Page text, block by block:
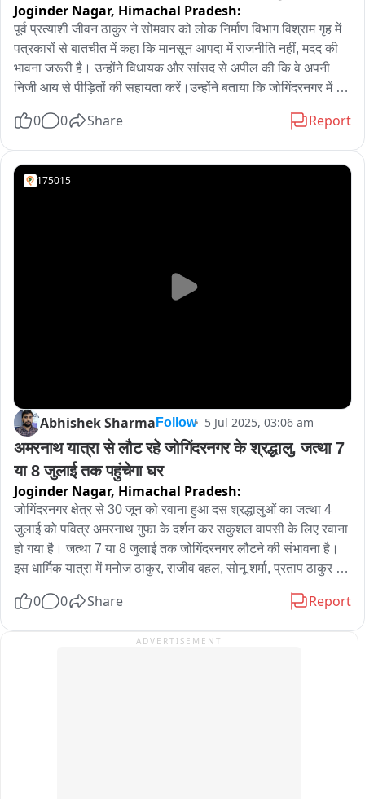
Joginder Nagar, Himachal Pradesh:
पूर्व प्रत्याशी जीवन ठाकुर ने सोमवार को लोक निर्माण विभाग विश्राम गृह में
पत्रकारों से बातचीत में कहा कि मानसून आपदा में राजनीति नहीं, मदद की
भावना जरूरी है। उन्होंने विधायक और सांसद से अपील की कि वे अपनी
निजी आय से पीड़ितों की सहायता करें।उन्होंने बताया कि जोगिंदरनगर में कई
पीएमजीएसवाई में मंजूरी मिली है, 85 लिंक सड़कों के प्रस्ताव भेजे गए हैं।
0 0 Share Report
175015
Abhishek Sharma Follow 5 Jul 2025, 03:06 am
अमरनाथ यात्रा से लौट रहे जोगिंदरनगर के श्रद्धालु, जत्था 7
या 8 जुलाई तक पहुंचेगा घर
Joginder Nagar, Himachal Pradesh:
जोगिंदरनगर क्षेत्र से 30 जून को रवाना हुआ दस श्रद्धालुओं का जत्था 4
जुलाई को पवित्र अमरनाथ गुफा के दर्शन कर सकुशल वापसी के लिए रवाना
हो गया है। जत्था 7 या 8 जुलाई तक जोगिंदरनगर लौटने की संभावना है।
इस धार्मिक यात्रा में मनोज ठाकुर, राजीव बहल, सोनू शर्मा, प्रताप ठाकुर
के दरबार में हाजिरी लगाई और क्षेत्रवासियों की सुख-शांति व समृद्धि के लिए
0 0 Share Report
ADVERTISEMENT